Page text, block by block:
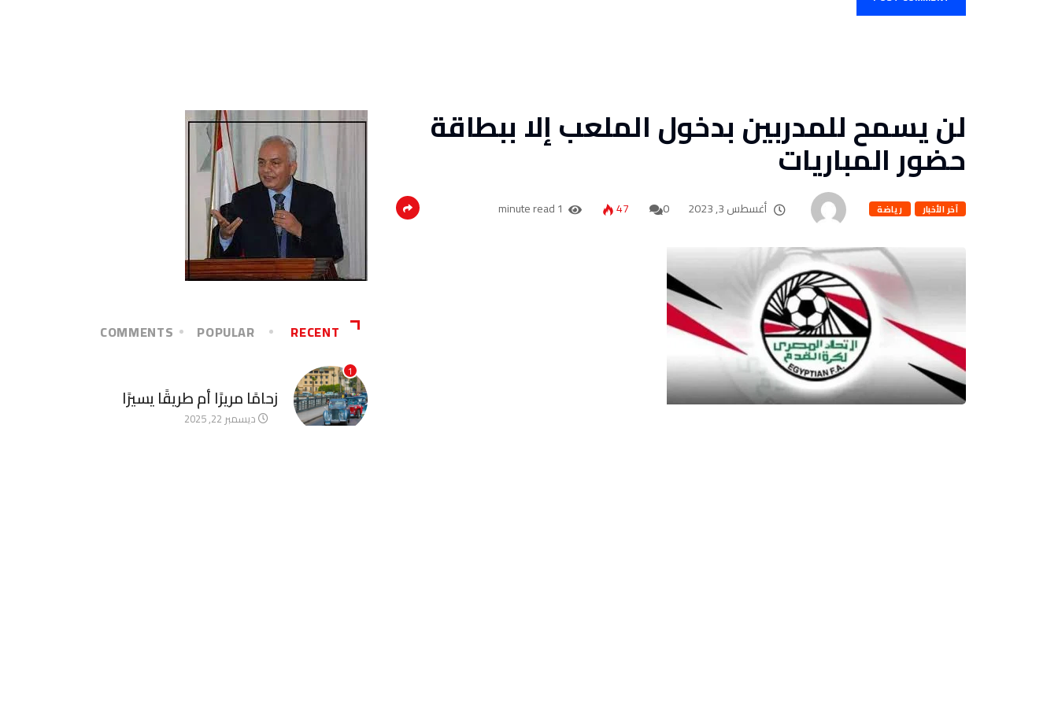
لن يسمح للمدربين بدخول الملعب إلا ببطاقة
حضور المباريات
آخر الأخبار رياضة أغسطس 3, 2023 0
47
1 minute read
RECENT
POPULAR
COMMENTS
1
زحامًا مريرًا أم طريقًا يسيرًا
ديسمبر 22, 2025